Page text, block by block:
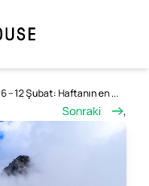
6 – 12 Şubat: Haftanın en ...
Sonraki ,